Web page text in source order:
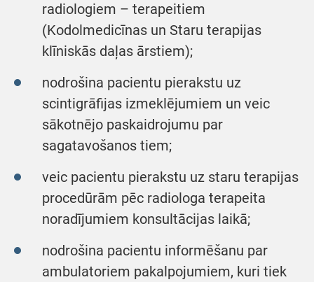
radiologiem – terapeitiem
(Kodolmedicīnas un Staru terapijas
klīniskās daļas ārstiem);
nodrošina pacientu pierakstu uz
scintigrāfijas izmeklējumiem un veic
sākotnējo paskaidrojumu par
sagatavošanos tiem;
veic pacientu pierakstu uz staru terapijas
procedūrām pēc radiologa terapeita
noradījumiem konsultācijas laikā;
nodrošina pacientu informēšanu par
ambulatoriem pakalpojumiem, kuri tiek